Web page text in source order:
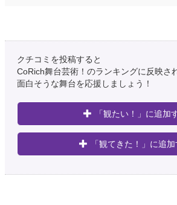
クチコミを投稿すると
CoRich舞台芸術！のランキングに反映さ
面白そうな舞台を応援しましょう！
「観たい！」に追加
「観てきた！」に追加